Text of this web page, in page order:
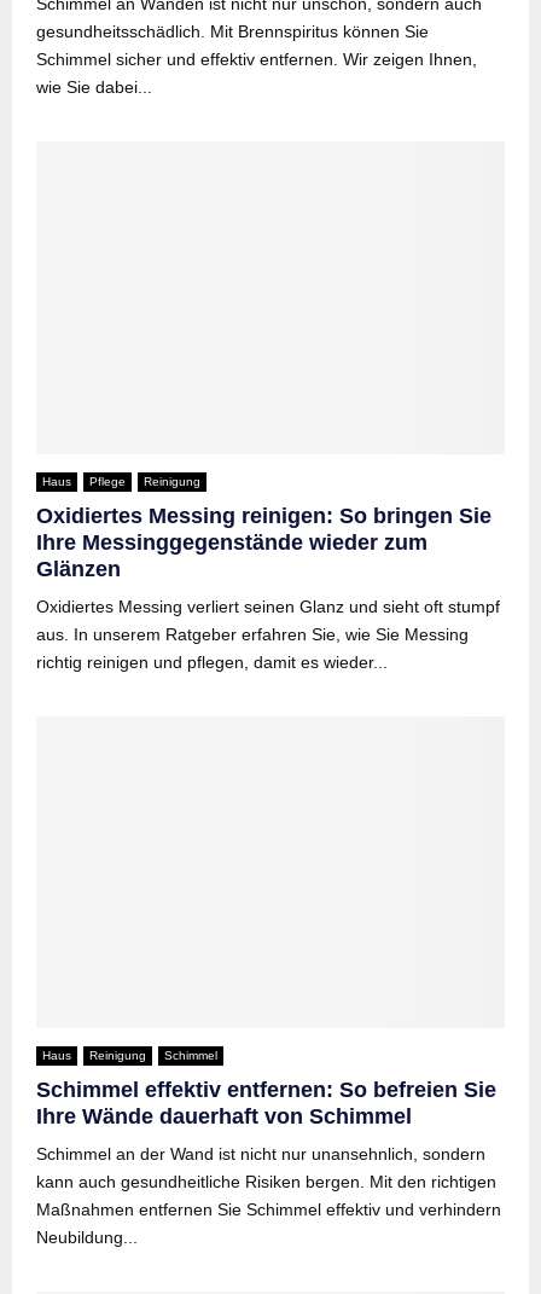
gesundheitsschädlich. Mit Brennspiritus können Sie
Schimmel sicher und effektiv entfernen. Wir zeigen Ihnen,
wie Sie dabei...
Haus Pflege Reinigung
Oxidiertes Messing reinigen: So bringen Sie
Ihre Messinggegenstände wieder zum
Glänzen
Oxidiertes Messing verliert seinen Glanz und sieht oft stumpf
aus. In unserem Ratgeber erfahren Sie, wie Sie Messing
richtig reinigen und pflegen, damit es wieder...
Haus Reinigung Schimmel
Schimmel effektiv entfernen: So befreien Sie
Ihre Wände dauerhaft von Schimmel
Schimmel an der Wand ist nicht nur unansehnlich, sondern
kann auch gesundheitliche Risiken bergen. Mit den richtigen
Maßnahmen entfernen Sie Schimmel effektiv und verhindern
Neubildung...